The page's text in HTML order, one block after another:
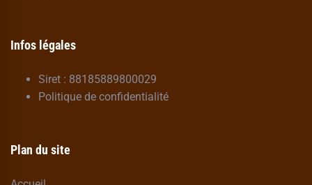
Infos légales
Siret : 88185889800029
Politique de confidentialité
Plan du site